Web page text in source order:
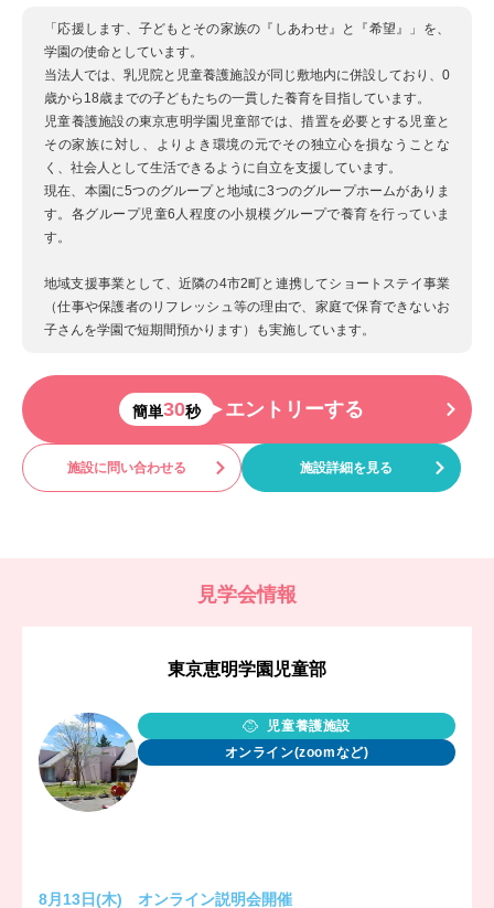
「応援します、子どもとその家族の『しあわせ』と『希望』」を、
学園の使命としています。
当法人では、乳児院と児童養護施設が同じ敷地内に併設しており、0
歳から18歳までの子どもたちの一貫した養育を目指しています。
児童養護施設の東京恵明学園児童部では、措置を必要とする児童と
その家族に対し、よりよき環境の元でその独立心を損なうことな
く、社会人として生活できるように自立を支援しています。
現在、本園に5つのグループと地域に3つのグループホームがありま
す。各グループ児童6人程度の小規模グループで養育を行っていま
す。
地域支援事業として、近隣の4市2町と連携してショートステイ事業
（仕事や保護者のリフレッシュ等の理由で、家庭で保育できないお
子さんを学園で短期間預かります）も実施しています。
簡単30秒 エントリーする
施設に問い合わせる 施設詳細を見る
見学会情報
東京恵明学園児童部
児童養護施設
オンライン(zoomなど)
8月13日(木) オンライン説明会開催